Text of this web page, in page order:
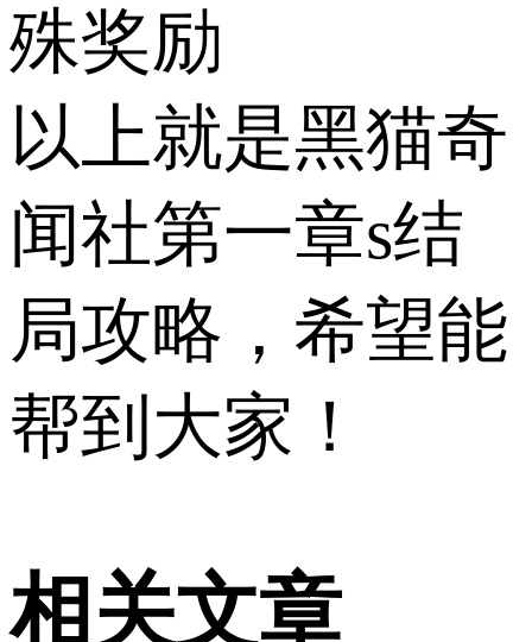
殊奖励
以上就是黑猫奇
闻社第一章s结
局攻略，希望能
帮到大家！
相关文章